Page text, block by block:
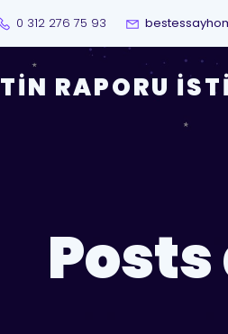
0 312 276 75 93
RAPORU